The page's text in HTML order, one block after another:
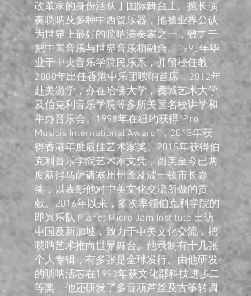
改革家的身份活跃于国际舞台上。擅长演
奏唢呐及多种中西管乐器，他被业界公认
为世界上最好的唢呐演奏家之一，致力于
把中国音乐与世界音乐相融合。1990年毕
业于中央音乐学院民乐系，并留校任教；
2000年出任香港中乐团唢呐首席；2012年
赴美游学，亦在哈佛大学，费城艺术大学
及伯克利音乐学院等多所美国名校讲学和
举办音乐会。1998年在纽约获得“Pro
Musicis International Award”，2013年获
得香港年度最佳艺术家奖。2015年获得伯
克利音乐学院艺术家文凭，留美至今已两
度获得马萨诸塞州州长及波士顿市长嘉
奖，以表彰他对中美文化交流所做的贡
献。2016年以来，多次率领伯克利学院的
即兴乐队 Planet Micro Jam Institute 出访
中国及新加坡，致力于中美文化交流，把
唢呐艺术推向世界舞台。他录制有十几张
个人专辑，有多张是全球发行。由他研发
的唢呐活芯在1993年获文化部科技进步二
等奖；他还研发了多音葫芦丝及古筝转调